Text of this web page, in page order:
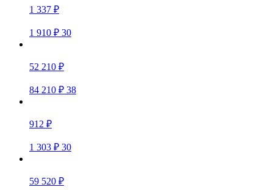
1 337 ₽
1 910 ₽ 30
52 210 ₽
84 210 ₽ 38
912 ₽
1 303 ₽ 30
59 520 ₽